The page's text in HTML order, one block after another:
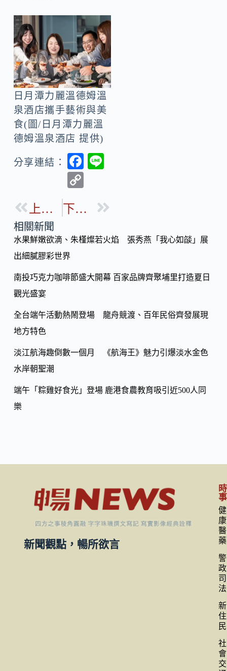
日月潭力麗溫德姆溫
泉酒店攜手藝術與美
食(圖/日月潭力麗溫
德姆溫泉酒店 提供)
分享連結：
F
b
o
p
Li
k
上一篇 下一篇
相關新聞
水果鮮嫩欲滴、朱槿燦若火焰 張秀燕「我心如燄」展
出細膩膠彩世界
南投巧克力咖啡節盛大開幕 百家品牌齊聚埔里打造夏日
觀光盛宴
全台端午活動熱鬧登場 龍舟競渡、百年民俗齊發展現
地方特色
淡江航海趣倒數一個月 《航海王》魅力引爆淡水金色
水岸朝聖潮
端午「粽雞好食光」登場 鹿港食農教育吸引近500人同
樂
新聞觀點，暢所欲言
時
事
健
康
醫
藥
警
政
司
法
新
住
民
社
會
交